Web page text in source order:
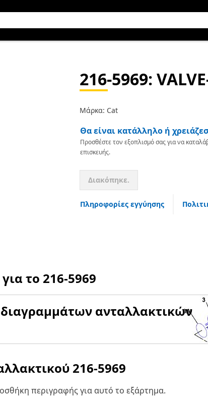
216-5969:
Μάρκα: Cat
Θα είναι κατάλληλο ή
Προσθέστε τον εξοπλισμό σας για να
επισκευής.
Διακόπηκε.
Πληροφορίες εγγύησης
το 216-5969
ανταλλακτικών
216-5969
περιγραφής για αυτό το εξάρτημα.